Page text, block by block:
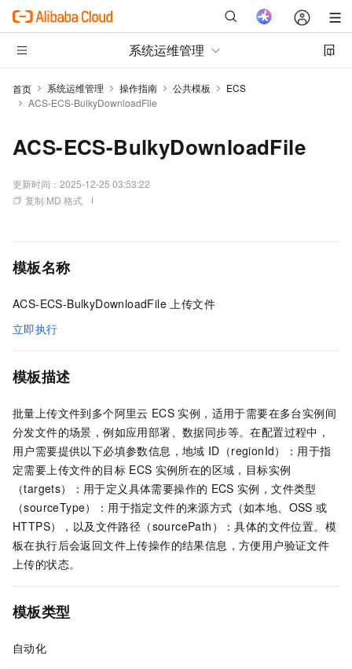
系统运维管理
首页 系统运维管理 操作指南 公共模板
ECS
ACS-ECS-BulkyDownloadFile
ACS-ECS-BulkyDownloadFile
更新时间： 2025-12-25 03:53:22
复制 MD 格式
模板名称
ACS-ECS-BulkyDownloadFile 上传文件
立即执行
模板描述
批量上传文件到多个阿里云 ECS 实例，适用于需要在多台实例间
分发文件的场景，例如应用部署、数据同步等。在配置过程中，
用户需要提供以下必填参数信息，地域 ID（regionId）：用于指
定需要上传文件的目标 ECS 实例所在的区域，目标实例
（targets）：用于定义具体需要操作的 ECS 实例，文件类型
（sourceType）：用于指定文件的来源方式（如本地、OSS 或
HTTPS），以及文件路径（sourcePath）：具体的文件位置。模
板在执行后会返回文件上传操作的结果信息，方便用户验证文件
上传的状态。
模板类型
自动化